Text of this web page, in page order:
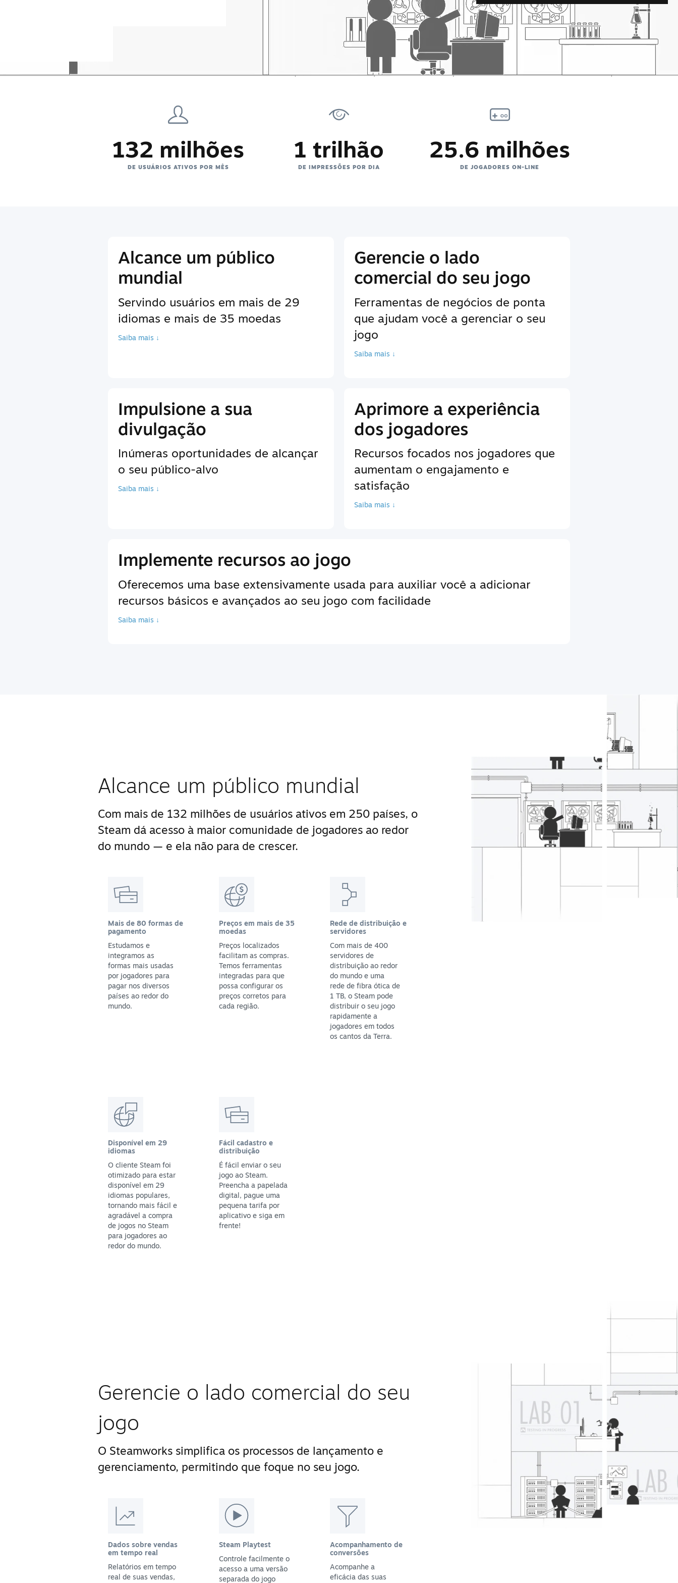
132 milhões
DE USUÁRIOS ATIVOS POR MÊS
1 trilhão
DE IMPRESSÕES POR DIA
25.6 milhões
DE JOGADORES ON-LINE
Alcance um público
mundial
Servindo usuários em mais de 29
idiomas e mais de 35 moedas
Saiba mais ↓
Gerencie o lado
comercial do seu jogo
Ferramentas de negócios de ponta
que ajudam você a gerenciar o seu
jogo
Saiba mais ↓
Impulsione a sua
divulgação
Inúmeras oportunidades de alcançar
o seu público-alvo
Saiba mais ↓
Aprimore a experiência
dos jogadores
Recursos focados nos jogadores que
aumentam o engajamento e
satisfação
Saiba mais ↓
Implemente recursos ao jogo
Oferecemos uma base extensivamente usada para auxiliar você a adicionar
recursos básicos e avançados ao seu jogo com facilidade
Saiba mais ↓
Alcance um público mundial
Com mais de 132 milhões de usuários ativos em 250 países, o
Steam dá acesso à maior comunidade de jogadores ao redor
do mundo — e ela não para de crescer.
Mais de 80 formas de
pagamento
Estudamos e
integramos as
formas mais usadas
por jogadores para
pagar nos diversos
países ao redor do
mundo.
Preços em mais de 35
moedas
Preços localizados
facilitam as compras.
Temos ferramentas
integradas para que
possa configurar os
preços corretos para
cada região.
Rede de distribuição e
servidores
Com mais de 400
servidores de
distribuição ao redor
do mundo e uma
rede de fibra ótica de
1 TB, o Steam pode
distribuir o seu jogo
rapidamente a
jogadores em todos
os cantos da Terra.
Disponível em 29
idiomas
O cliente Steam foi
otimizado para estar
disponível em 29
idiomas populares,
tornando mais fácil e
agradável a compra
de jogos no Steam
para jogadores ao
redor do mundo.
Fácil cadastro e
distribuição
É fácil enviar o seu
jogo ao Steam.
Preencha a papelada
digital, pague uma
pequena tarifa por
aplicativo e siga em
frente!
Gerencie o lado comercial do seu
jogo
O Steamworks simplifica os processos de lançamento e
gerenciamento, permitindo que foque no seu jogo.
Dados sobre vendas
em tempo real
Relatórios em tempo
real de suas vendas,
Steam Playtest
Controle facilmente o
acesso a uma versão
separada do jogo
Acompanhamento de
conversões
Acompanhe a
eficácia das suas